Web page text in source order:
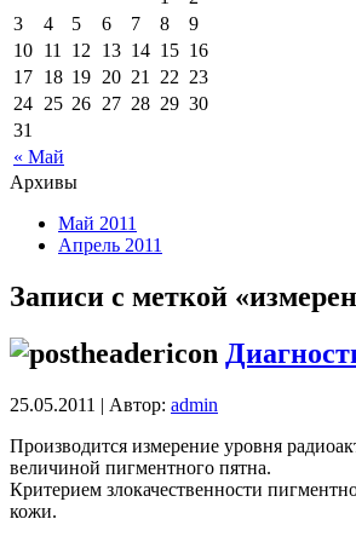
« Май
3
4 5 6 7 8
9
10 11 12 13 14 15 16
17 18 19 20 21 22 23
24 25 26 27 28 29 30
31
Архивы
Май 2011
Апрель 2011
Записи с меткой
25.05.2011 | Автор: admin
Производится измерение уровня
величиной пигментного пятна.
Критерием злокачественности
кожи.